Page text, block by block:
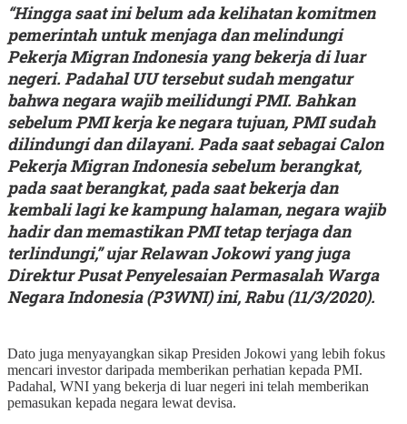
“Hingga saat ini belum ada kelihatan komitmen
pemerintah untuk menjaga dan melindungi
Pekerja Migran Indonesia yang bekerja di luar
negeri. Padahal UU tersebut sudah mengatur
bahwa negara wajib meilidungi PMI. Bahkan
sebelum PMI kerja ke negara tujuan, PMI sudah
dilindungi dan dilayani. Pada saat sebagai Calon
Pekerja Migran Indonesia sebelum berangkat,
pada saat berangkat, pada saat bekerja dan
kembali lagi ke kampung halaman, negara wajib
hadir dan memastikan PMI tetap terjaga dan
terlindungi,” ujar Relawan Jokowi yang juga
Direktur Pusat Penyelesaian Permasalah Warga
Negara Indonesia (P3WNI) ini, Rabu (11/3/2020).
Dato juga menyayangkan sikap Presiden Jokowi yang lebih fokus
mencari investor daripada memberikan perhatian kepada PMI.
Padahal, WNI yang bekerja di luar negeri ini telah memberikan
pemasukan kepada negara lewat devisa.